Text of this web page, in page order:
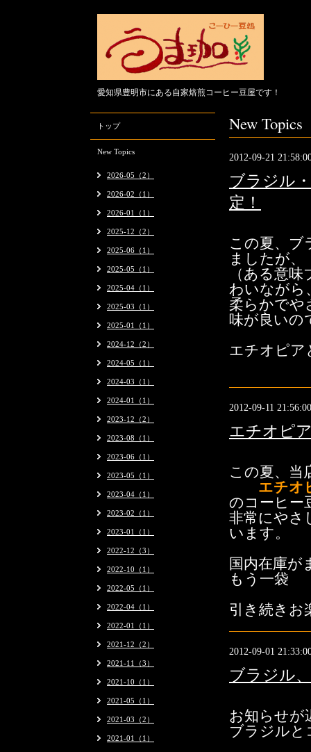
愛知県豊明市にある自家焙煎コーヒー豆屋です！
New Topics
2012-09-21
ブラジル
定！
この夏、ブ
ましたが、
（ある意
わいなが
柔らかでや
味が良いの
エチオピア
2012-09-11 21:56:00
エチオピ
この夏、当
エチオ
のコーヒー
非常にやさ
います。
国内在
もう一袋
引き続きお
2012-09-01
ブラジル
お知らせが
ブラジルと
トップ
New Topics
2026-05（2）
2026-02（1）
2026-01（1）
2025-12（2）
2025-06（1）
2025-05（1）
2025-04（1）
2025-03（1）
2025-01（1）
2024-12（2）
2024-05（1）
2024-03（1）
2024-01（1）
2023-12（2）
2023-08（1）
2023-06（1）
2023-05（1）
2023-04（1）
2023-02（1）
2023-01（1）
2022-12（3）
2022-10（1）
2022-05（1）
2022-04（1）
2022-01（1）
2021-12（2）
2021-11（3）
2021-10（1）
2021-05（1）
2021-03（2）
2021-01（1）